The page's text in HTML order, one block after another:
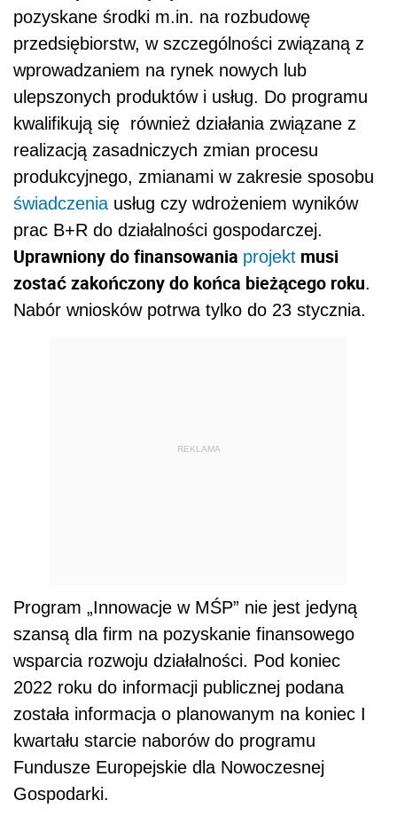
pozyskane środki m.in. na rozbudowę
przedsiębiorstw, w szczególności związaną z
wprowadzaniem na rynek nowych lub
ulepszonych produktów i usług. Do programu
kwalifikują się również działania związane z
realizacją zasadniczych zmian procesu
produkcyjnego, zmianami w zakresie sposobu
świadczenia usług czy wdrożeniem wyników
prac B+R do działalności gospodarczej.
Uprawniony do finansowania projekt musi
zostać zakończony do końca bieżącego roku.
Nabór wniosków potrwa tylko do 23 stycznia.
REKLAMA
Program „Innowacje w MŚP” nie jest jedyną
szansą dla firm na pozyskanie finansowego
wsparcia rozwoju działalności. Pod koniec
2022 roku do informacji publicznej podana
została informacja o planowanym na koniec I
kwartału starcie naborów do programu
Fundusze Europejskie dla Nowoczesnej
Gospodarki.